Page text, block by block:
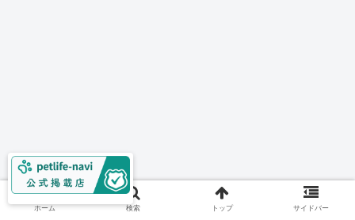
ホーム 検索 トップ サイドバー